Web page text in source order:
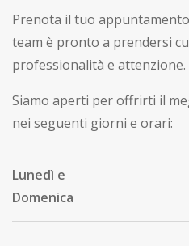
Prenota il tuo
team è pronto a prendersi
professionalità e attenzione.
Siamo aperti per offrirti il
nei seguenti giorni e orari:
Lunedì e
Domenica